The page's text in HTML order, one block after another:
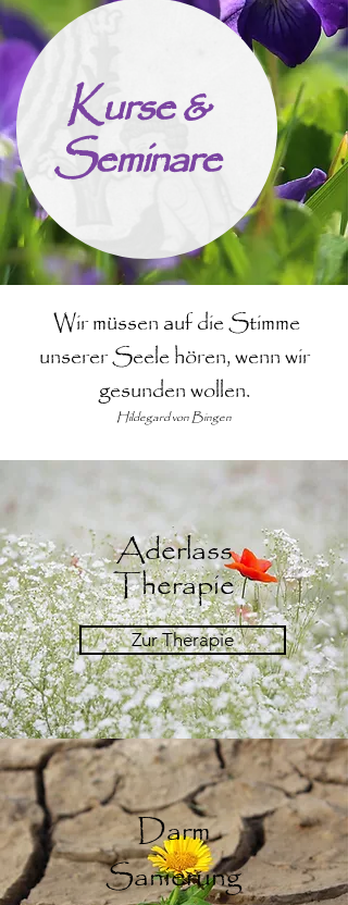
Kurse &
Seminare
Wir müssen auf die Stimme
unserer Seele hören, wenn wir
gesunden wollen.
Hildegard von Bingen
Aderlass
Therapie
Zur Therapie
Darm
Sanierung